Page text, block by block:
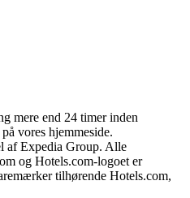
mere end 24 timer inden
vores hjemmeside.
af Expedia Group. Alle
og Hotels.com-logoet er
tilhørende Hotels.com,